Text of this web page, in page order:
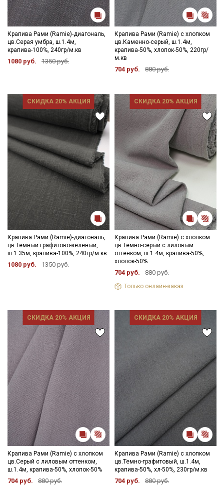
Крапива Рами (Ramie)-диагональ,
цв.Серая умбра, ш.1.4м,
крапива-100%, 240гр/м.кв
1080 руб. 1350 руб.
Крапива Рами (Ramie) с хлопком
цв.Каменно-серый, ш.1.4м,
крапива-50%, хлопок-50%, 220гр/
м.кв
704 руб. 880 руб.
СКИДКА 20% АКЦИЯ
Крапива Рами (Ramie)-диагональ,
цв.Темный графитово-зеленый,
ш.1.35м, крапива-100%, 240гр/м.кв
1080 руб. 1350 руб.
СКИДКА 20% АКЦИЯ
Крапива Рами (Ramie) с хлопком
цв.Темно-серый с лиловым
оттенком, ш.1.4м, крапива-50%,
хлопок-50%
704 руб. 880 руб.
Только онлайн-заказ
СКИДКА 20% АКЦИЯ
Крапива Рами (Ramie) с хлопком
цв.Серый с лиловым оттенком,
ш.1.4м, крапива-50%, хлопок-50%
704 руб. 880 руб.
СКИДКА 20% АКЦИЯ
Крапива Рами (Ramie) с хлопком
цв.Темно-графитовый, ш.1.4м,
крапива-50%, хл-50%, 230гр/м.кв
704 руб. 880 руб.
Мы публикуем здесь дополнительные
промокоды и скидки до 30% на узкие
категории тканей
Электронная почта
Подписаться
Ознакомлен(а) с
Политикой обработки персональных
данныхи даюСогласие на обработку персональных
данных
ДаюСогласие на получение рекламных и
информационных рассылок